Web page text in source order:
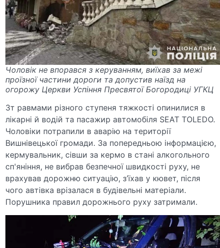
Чоловік не впорався з керуванням, виїхав за межі
проїзної частини дороги та допустив наїзд на
огорожу Церкви Успіння Пресвятої Богородиці УГКЦ
Зт равмами різного ступеня тяжкості опинилися в
лікарні й водій та пасажир автомобіля SEAT TOLEDO.
Чоловіки потрапили в аварію на території
Вишнівецької громади. За попередньою інформацією,
кермувальник, сівши за кермо в стані алкогольного
сп'яніння, не вибрав безпечної швидкості руху, не
врахував дорожню ситуацію, з’їхав у кювет, після
чого автівка врізалася в будівельні матеріали.
Порушника правил дорожнього руху затримали.